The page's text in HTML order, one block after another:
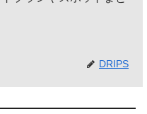
DRIPS